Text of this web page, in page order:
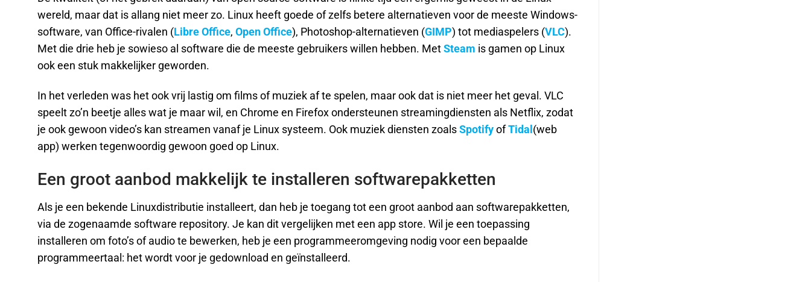
wereld, maar dat is allang niet meer zo. Linux heeft goede of zelfs betere alternatieven voor de meeste Windows-
software, van Office-rivalen (Libre Office, Open Office), Photoshop-alternatieven (GIMP) tot mediaspelers (VLC).
Met die drie heb je sowieso al software die de meeste gebruikers willen hebben. Met Steam is gamen op Linux
ook een stuk makkelijker geworden.
In het verleden was het ook vrij lastig om films of muziek af te spelen, maar ook dat is niet meer het geval. VLC
speelt zo’n beetje alles wat je maar wil, en Chrome en Firefox ondersteunen streamingdiensten als Netflix, zodat
je ook gewoon video’s kan streamen vanaf je Linux systeem. Ook muziek diensten zoals Spotify ofTidal (web
app) werken tegenwoordig gewoon goed op Linux.
Een groot aanbod makkelijk te installeren softwarepakketten
Als je een bekende Linuxdistributie installeert, dan heb je toegang tot een groot aanbod aan softwarepakketten,
via de zogenaamde software repository. Je kan dit vergelijken met een app store. Wil je een toepassing
installeren om foto’s of audio te bewerken, heb je een programmeeromgeving nodig voor een bepaalde
programmeertaal: het wordt voor je gedownload en geïnstalleerd.